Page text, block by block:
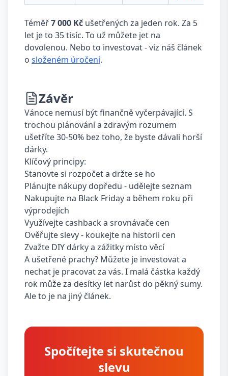
Téměř7 000 Kč ušetřených za jeden rok. Za 5
let je to 35 tisíc. To už můžete jet na
dovolenou. Nebo to investovat - viz náš článek
o složeném úročení.
Závěr
Vánoce nemusí být finančně vyčerpávající. S
trochou plánování a zdravým rozumem
ušetříte 30-50% bez toho, že byste dávali horší
dárky.
Klíčový principy:
Stanovte si rozpočet a držte se ho
Plánujte nákupy dopředu - udělejte seznam
Nakupujte na Black Friday a během roku při
výprodejích
Využívejte cashback a srovnávače cen
Ověřujte slevy - koukejte na historii cen
Zvažte DIY dárky a zážitky místo věcí
A ušetřené prachy? Můžete je investovat a
nechat je pracovat za vás. I malá částka každý
rok může za desítky let narůst do pěkný sumy.
Ale to je na jiný článek.
Spočítejte si skutečnou
slevu